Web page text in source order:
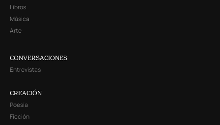
Libros
Música
Arte
CONVERSACIONES
Entrevistas
CREACIÓN
Poesía
Ficción